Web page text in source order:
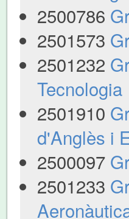
2500786
2501573
2501232
Tecnologia
2501910
d'Anglès i
2500097
2501233